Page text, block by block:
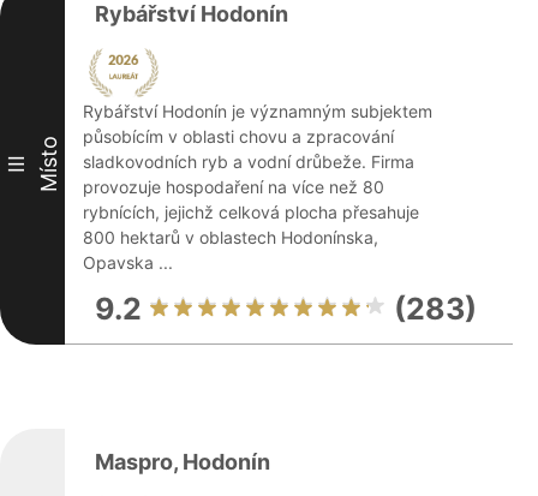
III Místo
Rybářství Hodonín
Rybářství Hodonín je významným subjektem
působícím v oblasti chovu a zpracování
sladkovodních ryb a vodní drůbeže. Firma
provozuje hospodaření na více než 80
rybnících, jejichž celková plocha přesahuje
800 hektarů v oblastech Hodonínska,
Opavska ...
9.2 (283)
Maspro, Hodonín